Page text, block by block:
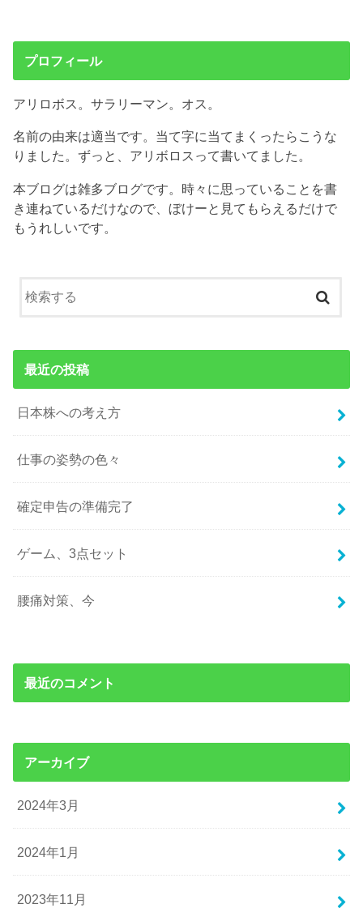
プロフィール
アリロボス。サラリーマン。オス。
名前の由来は適当です。当て字に当てまくったらこうな
りました。ずっと、アリボロスって書いてました。
本ブログは雑多ブログです。時々に思っていることを書
き連ねているだけなので、ぼけーと見てもらえるだけで
もうれしいです。
最近の投稿
日本株への考え方
仕事の姿勢の色々
確定申告の準備完了
ゲーム、3点セット
腰痛対策、今
最近のコメント
アーカイブ
2024年3月
2024年1月
2023年11月